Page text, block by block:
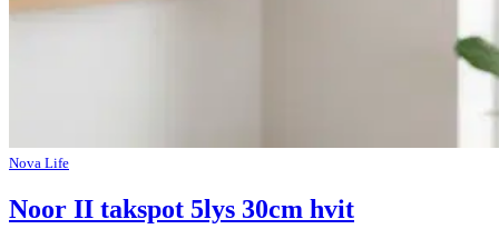
Nova Life
Noor II takspot 5lys 30cm hvit